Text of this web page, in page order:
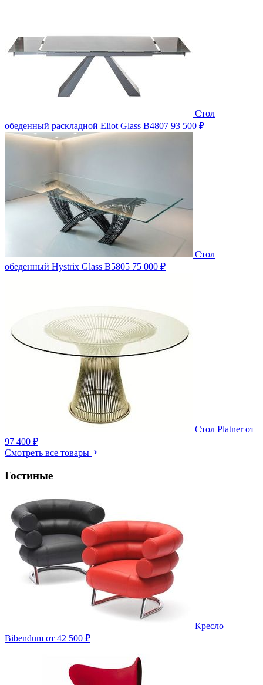
Стол
обеденный раскладной Eliot Glass B4807 93 500 ₽
Стол
обеденный Hystrix Glass B5805 75 000 ₽
Стол Platner от
97 400 ₽
Смотреть все товары
Гостиные
Кресло
Bibendum от 42 500 ₽